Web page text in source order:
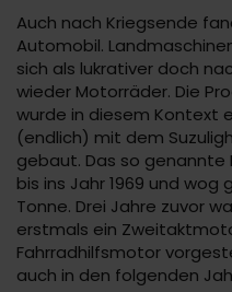
Auch nach Kriegsende
Automobil.
sich als lukrativer doch
wieder Motorräder. Die
wurde in diesem Kontext
(endlich) mit dem
gebaut. Das so
bis ins Jahr 1969 und
Tonne. Drei Jahre zuvor
erstmals ein
Fahrradhilfsmotor
auch in den folgenden